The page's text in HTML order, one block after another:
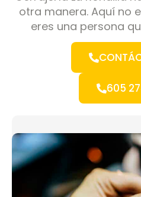
otra manera. Aquí no
eres una persona
605